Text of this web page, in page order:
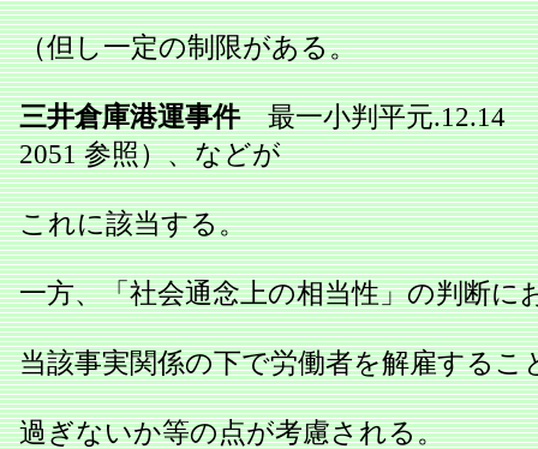
（但し一定の制限がある。
三井倉庫港運事件最一小判平元.12.14
2051 参照）、などが
これに該当する。
一方、「社会通念上の相当性」の判断に
当該事実関係の下で労働者を解雇するこ
過ぎないか等の点が考慮される。